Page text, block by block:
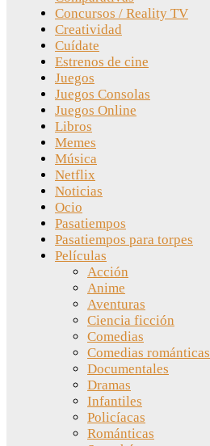
Concursos / Reality TV
Creatividad
Cuídate
Estrenos de cine
Juegos
Juegos Consolas
Juegos Online
Libros
Memes
Música
Netflix
Noticias
Ocio
Pasatiempos
Pasatiempos para torpes
Películas
Acción
Anime
Aventuras
Ciencia ficción
Comedias
Comedias románticas
Documentales
Dramas
Infantiles
Policíacas
Románticas